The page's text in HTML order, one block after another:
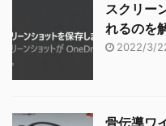
スクリー
れるのを
2022/3/